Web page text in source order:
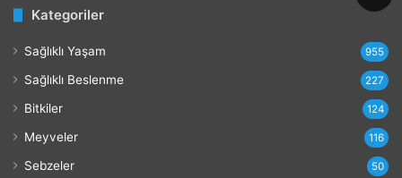
Kategoriler
Sağlıklı Yaşam 955
Sağlıklı Beslenme 227
Bitkiler 124
Meyveler 116
Sebzeler 50